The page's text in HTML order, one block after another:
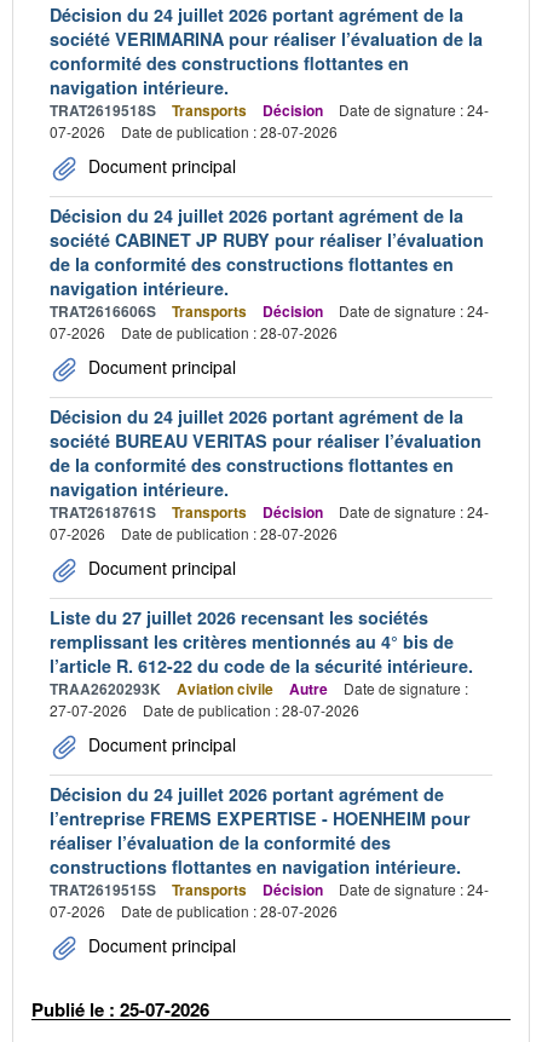
Décision du 24 juillet 2026 portant agrément de la
société VERIMARINA pour réaliser l’évaluation de la
conformité des constructions flottantes en
navigation intérieure.
TRAT2619518S Transports Décision
Date de signature : 24-
07-2026
Date de publication : 28-07-2026
Document principal
Décision du 24 juillet 2026 portant agrément de la
société CABINET JP RUBY pour réaliser l’évaluation
de la conformité des constructions flottantes en
navigation intérieure.
TRAT2616606S Transports Décision
Date de signature : 24-
07-2026
Date de publication : 28-07-2026
Document principal
Décision du 24 juillet 2026 portant agrément de la
société BUREAU VERITAS pour réaliser l’évaluation
de la conformité des constructions flottantes en
navigation intérieure.
TRAT2618761S Transports Décision
Date de signature : 24-
07-2026
Date de publication : 28-07-2026
Document principal
Liste du 27 juillet 2026 recensant les sociétés
remplissant les critères mentionnés au 4° bis de
l’article R. 612-22 du code de la sécurité intérieure.
TRAA2620293K Aviation civile Autre
Date de signature :
27-07-2026
Date de publication : 28-07-2026
Document principal
Décision du 24 juillet 2026 portant agrément de
l’entreprise FREMS EXPERTISE - HOENHEIM pour
réaliser l’évaluation de la conformité des
constructions flottantes en navigation intérieure.
TRAT2619515S Transports Décision
Date de signature : 24-
07-2026
Date de publication : 28-07-2026
Document principal
Publié le : 25-07-2026